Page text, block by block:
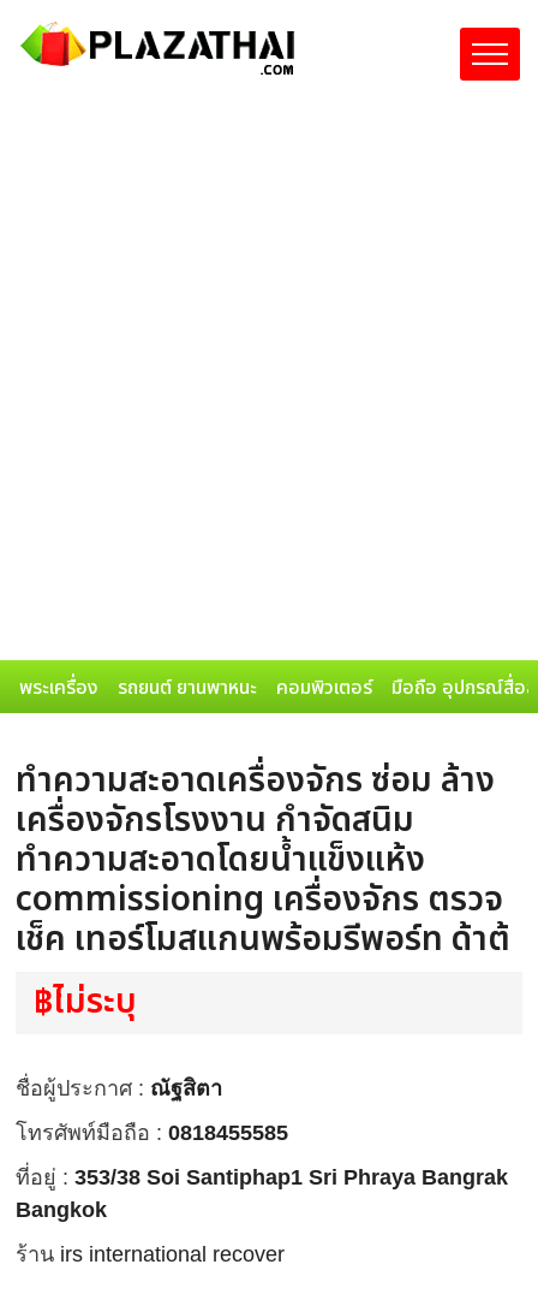
พระเครื่อง รถยนต์ ยานพาหนะ คอมพิวเตอร์ มือถือ อุปกรณ์สื่อส
ทำความสะอาดเครื่องจักร ซ่อม ล้าง
เครื่องจักรโรงงาน กำจัดสนิม
ทำความสะอาดโดยน้ำแข็งแห้ง
commissioning เครื่องจักร ตรวจ
เช็ค เทอร์โมสแกนพร้อมรีพอร์ท ด้าต้
฿ไม่ระบุ
ชื่อผู้ประกาศ : ณัฐสิตา
โทรศัพท์มือถือ : 0818455585
ที่อยู่ : 353/38 Soi Santiphap1 Sri Phraya Bangrak
Bangkok
ร้าน irs international recover